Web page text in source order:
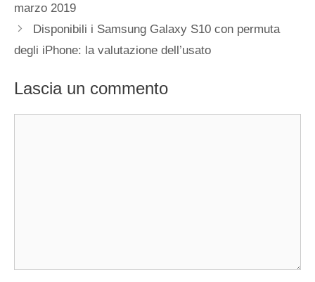
marzo 2019
Disponibili i Samsung Galaxy S10 con permuta
degli iPhone: la valutazione dell’usato
Lascia un commento